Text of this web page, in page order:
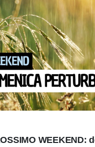
WEEKEND: